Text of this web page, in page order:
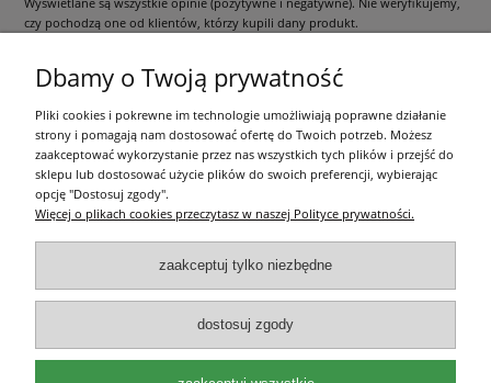
czy pochodzą one od klientów, którzy kupili dany produkt.
Pomoc
Moje konto
Płatności i dostawa
Informacje
O nas
Dbamy o Twoją prywatność
Pliki cookies i pokrewne im technologie umożliwiają poprawne działanie
strony i pomagają nam dostosować ofertę do Twoich potrzeb. Możesz
zaakceptować wykorzystanie przez nas wszystkich tych plików i przejść do
sklepu lub dostosować użycie plików do swoich preferencji, wybierając
opcję "Dostosuj zgody".
Więcej o plikach cookies przeczytasz w naszej Polityce prywatności.
zaakceptuj tylko niezbędne
dostosuj zgody